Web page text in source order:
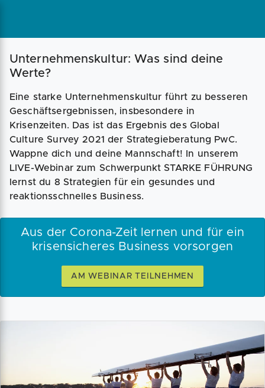
Unternehmenskultur: Was sind deine
Werte?
Eine starke Unternehmenskultur führt zu besseren
Geschäftsergebnissen, insbesondere in
Krisenzeiten. Das ist das Ergebnis des Global
Culture Survey 2021 der Strategieberatung PwC.
Wappne dich und deine Mannschaft! In unserem
LIVE-Webinar zum Schwerpunkt STARKE FÜHRUNG
lernst du 8 Strategien für ein gesundes und
reaktionsschnelles Business.
Aus der Corona-Zeit lernen und für ein
krisensicheres Business vorsorgen
AM WEBINAR TEILNEHMEN